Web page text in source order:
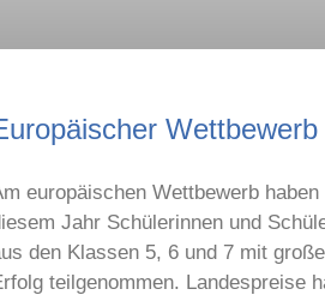
Wettbewerb
europäischen Wettbewerb haben
Jahr Schülerinnen und
den Klassen 5, 6 und 7 mit
teilgenommen. Landespreise